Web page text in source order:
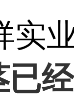
实
已